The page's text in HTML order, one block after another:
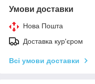
Умови доставки
Нова Пошта
Доставка кур'єром
Всі умови доставки